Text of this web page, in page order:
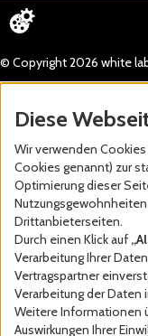
© Copyright 2026 white
Diese
Wir verwenden
Cookies genannt) zur
Optimierung dieser
Drittanbieterseiten.
Durch einen Klick auf
Verarbeitung Ihrer
Vertragspartner
Verarbeitung der Daten
Weitere Informationen
Auswirkungen Ihrer